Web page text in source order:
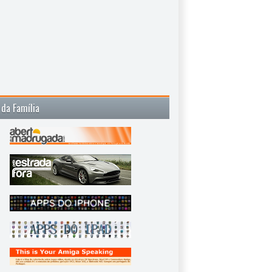
Família